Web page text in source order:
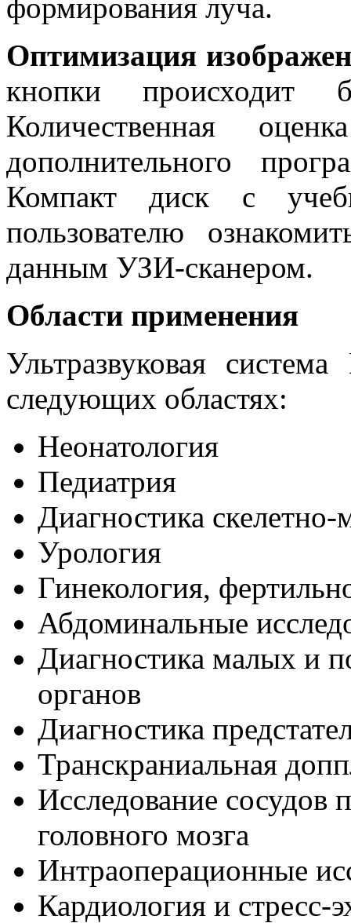
формирования луча.
Оптимизация
кнопки происходит
Количественная
дополнительного
Компакт диск с
пользователю
данным УЗИ-сканером.
Области применения
Ультразвуковая
следующих областях:
Неонатология
Педиатрия
Диагностика
Урология
Гинекология,
Абдоминальные
Диагностика малых и
органов
Диагностика
Транскраниальная
Исследование сосудов
головного мозга
Интраоперационные
Кардиология и стресс-